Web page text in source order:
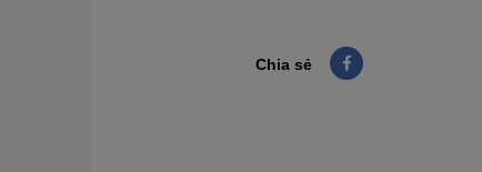
Chia sẻ